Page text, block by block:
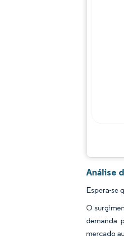
Análise
Espera-se
O
demanda
mercado